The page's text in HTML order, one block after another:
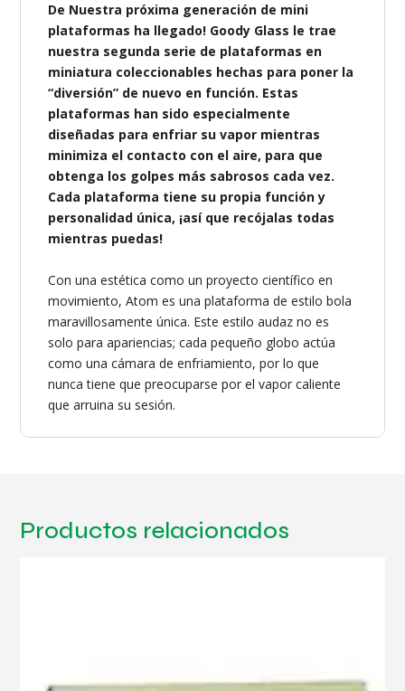
De Nuestra próxima generación de mini
plataformas ha llegado! Goody Glass le trae
nuestra segunda serie de plataformas en
miniatura coleccionables hechas para poner la
“diversión” de nuevo en función. Estas
plataformas han sido especialmente
diseñadas para enfriar su vapor mientras
minimiza el contacto con el aire, para que
obtenga los golpes más sabrosos cada vez.
Cada plataforma tiene su propia función y
personalidad única, ¡así que recójalas todas
mientras puedas!
Con una estética como un proyecto científico en
movimiento, Atom es una plataforma de estilo bola
maravillosamente única. Este estilo audaz no es
solo para apariencias; cada pequeño globo actúa
como una cámara de enfriamiento, por lo que
nunca tiene que preocuparse por el vapor caliente
que arruina su sesión.
Productos relacionados